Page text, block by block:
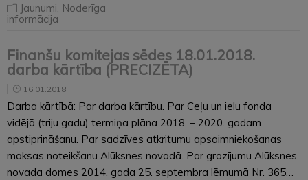
Jaunumi Noderīga
informācija
Finanšu komitejas sēdes 18.01.2018.
darba kārtība (PRECIZĒTA)
16.01.2018
Darba kārtībā: Par darba kārtību. Par Ceļu un ielu fonda
vidējā (triju gadu) termiņa plāna 2018. – 2020. gadam
apstiprināšanu. Par sadzīves atkritumu apsaimniekošanas
maksas noteikšanu Alūksnes novadā. Par grozījumu Alūksnes
novada domes 2014. gada 25. septembra lēmumā Nr. 365…